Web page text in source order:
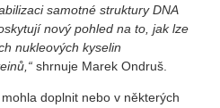
samotné struktury DNA
nový pohled na to, jak lze
nukleových kyselin
shrnuje Marek Ondruš.
doplnit nebo v některých